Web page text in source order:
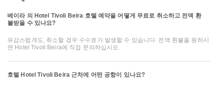
베이라 의 Hotel Tivoli Beira 호텔 예약을 어떻게 무료로 취소하고 전액 환
불받을 수 있나요?
유감스럽게도, 취소할 경우 수수료가 발생할 수 있습니다. 전액 환불을 원하시
면 Hotel Tivoli Beira에 직접 문의하십시오.
호텔 Hotel Tivoli Beira 근처에 어떤 공항이 있나요?